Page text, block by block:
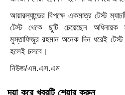
আয়ারল্যান্ডের বিপক্ষে একমাত্র টেস্ট
টেস্ট থেকে ছুটি চেয়েছেন
মুস্তাফিজুর রহমান অনেক দিন ধরেই
হলেই চলবে।
নিউজ/এম.এস.এম
দয়া করে খবরটি শেয়ার করুন